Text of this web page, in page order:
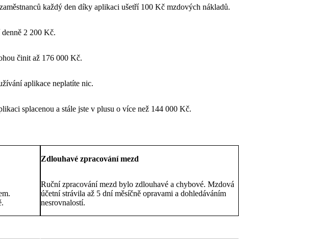
každý dendíky aplikaci ušetří 100 Kč mzdových nákladů.
denně 2 200 Kč.
činit až 176 000 Kč.
aplikaceneplatíte nic.
splacenou a stále jste v plusu o více než 144 000 Kč.
Zdlouhavé zpracování mezd
Ruční zpracování mezd bylo zdlouhavé a chybové. Mzdová
účetní strávila až 5 dní měsíčně opravami a dohledáváním
nesrovnalostí.